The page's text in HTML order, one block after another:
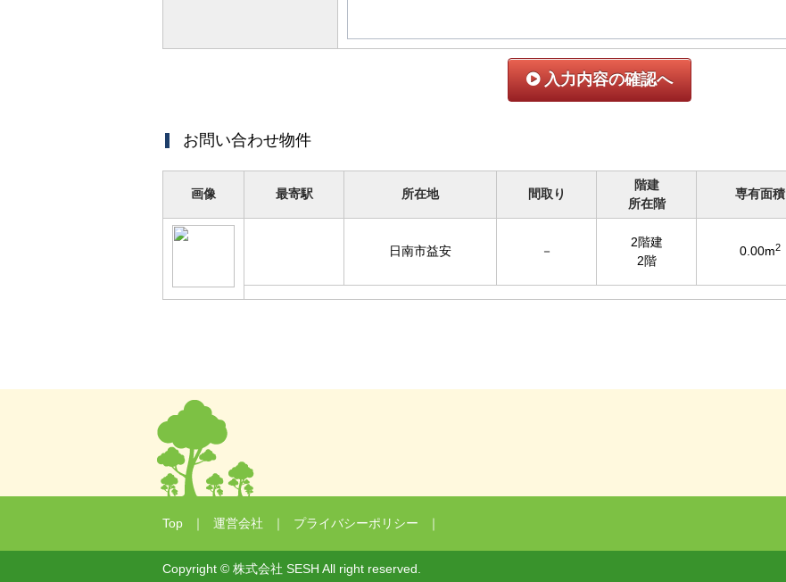
入力内容の確認へ
お問い合わせ物件
画像 最寄駅 所在地 間取り
階建
所在階
専有面積
日南市益安 －
2階建
2階
0.00m2
Top ｜ 運営会社 ｜ プライバシーポリシー ｜
Copyright © 株式会社 SESH All right reserved.